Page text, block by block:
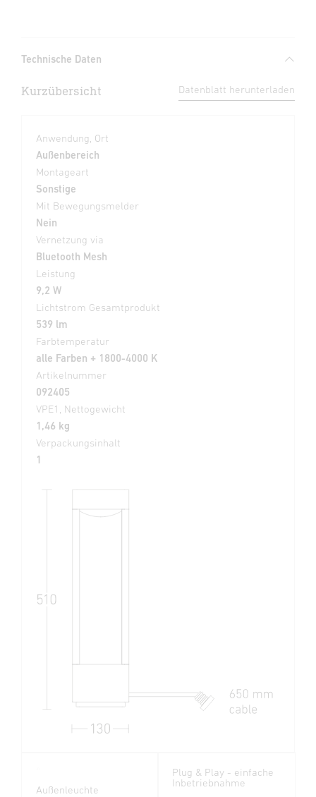
Technische Daten
Kurzübersicht Datenblatt herunterladen
Anwendung, Ort
Außenbereich
Montageart
Sonstige
Mit Bewegungsmelder
Nein
Vernetzung via
Bluetooth Mesh
Leistung
9,2 W
Lichtstrom Gesamtprodukt
539 lm
Farbtemperatur
alle Farben + 1800-4000 K
Artikelnummer
092405
VPE1, Nettogewicht
1,46 kg
Verpackungsinhalt
1
Außenleuchte
Plug & Play - einfache
Inbetriebnahme